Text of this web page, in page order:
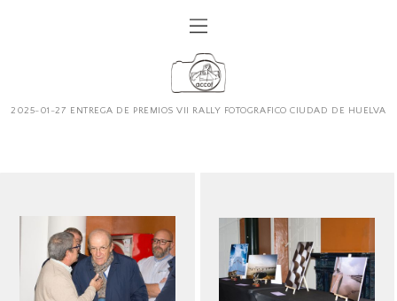
2025-01-27 ENTREGA DE PREMIOS VII RALLY FOTOGRAFICO CIUDAD DE HUELVA